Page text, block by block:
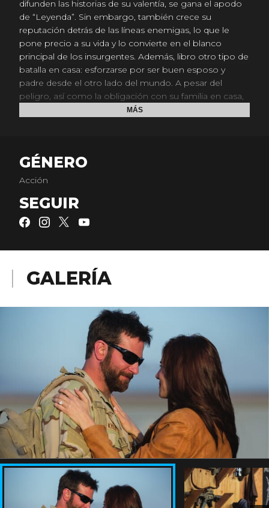
difunden las historias de su valentía, se gana el apodo
de “Leyenda”. Sin embargo, también crece su
reputación detrás de las líneas enemigas, lo que le
pone precio a su vida y lo convierte en el blanco
principal de los insurgentes. Además, libro otro tipo de
batalla en casa: esforzarse por ser buen esposo y
padre desde el otro lado del mundo. A pesar del
peligro, así como la obligación con su familia en casa,
Chris presta su servicio durante cuatro desgarradores
se encuentra con que es la guerra la que no puede
dejar atrás.
MÁS
GÉNERO
Acción
SEGUIR
GALERÍA